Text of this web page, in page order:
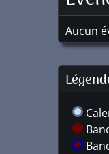
Aucun